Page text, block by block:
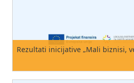
Rezultati inicijative „Mali biznisi,